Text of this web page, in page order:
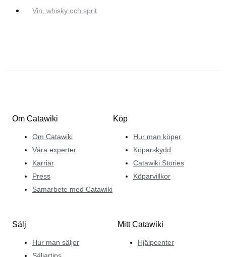
Vin, whisky och sprit
Om Catawiki
Om Catawiki
Våra experter
Karriär
Press
Samarbete med Catawiki
Köp
Hur man köper
Köparskydd
Catawiki Stories
Köparvillkor
Sälj
Hur man säljer
Säljartips
Mitt Catawiki
Hjälpcenter